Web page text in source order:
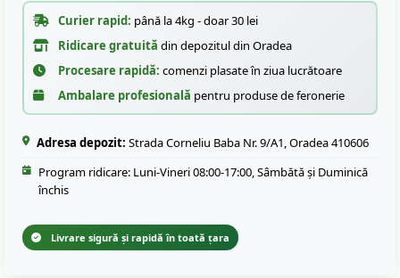
Curier rapid: până la 4kg - doar 30 lei
Ridicare gratuită din depozitul din Oradea
Procesare rapidă: comenzi plasate în ziua lucrătoare
Ambalare profesională pentru produse de feronerie
Adresa depozit: Strada Corneliu Baba Nr. 9/A1, Oradea 410606
Program ridicare: Luni-Vineri 08:00-17:00, Sâmbătă și Duminică
închis
Livrare sigură și rapidă în toată țara